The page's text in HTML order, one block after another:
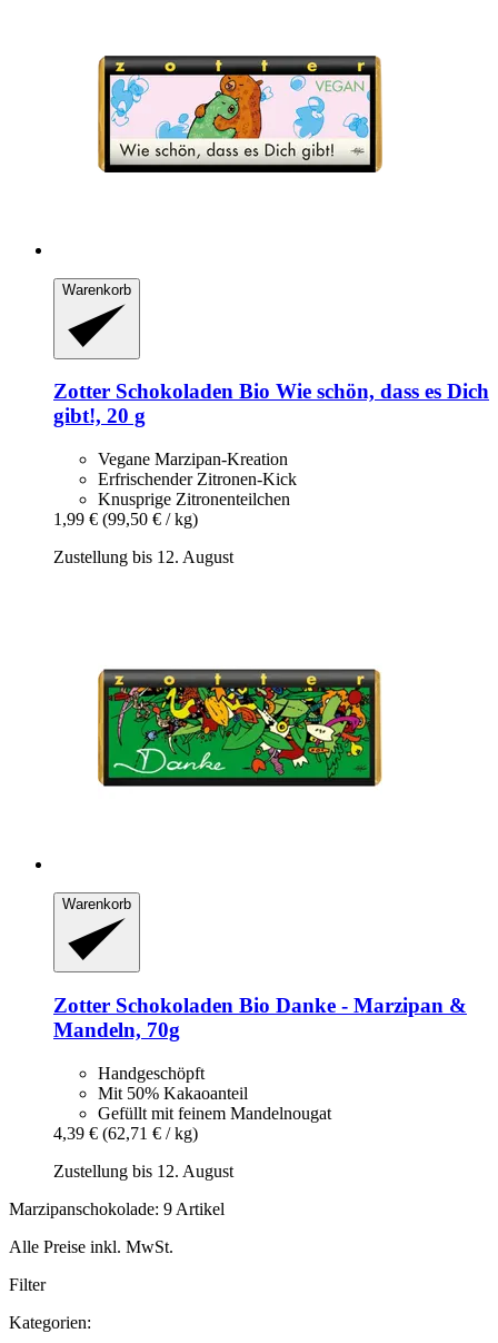
Warenkorb
Zotter Schokoladen Bio Wie schön, dass es Dich
gibt!, 20 g
Vegane Marzipan-Kreation
Erfrischender Zitronen-Kick
Knusprige Zitronenteilchen
1,99 € (99,50 € / kg)
Zustellung bis 12. August
Warenkorb
Zotter Schokoladen Bio Danke -​ Marzipan &
Mandeln, 70g
Handgeschöpft
Mit 50% Kakaoanteil
Gefüllt mit feinem Mandelnougat
4,39 € (62,71 € / kg)
Zustellung bis 12. August
Marzipanschokolade: 9 Artikel
Alle Preise inkl. MwSt.
Filter
Kategorien: